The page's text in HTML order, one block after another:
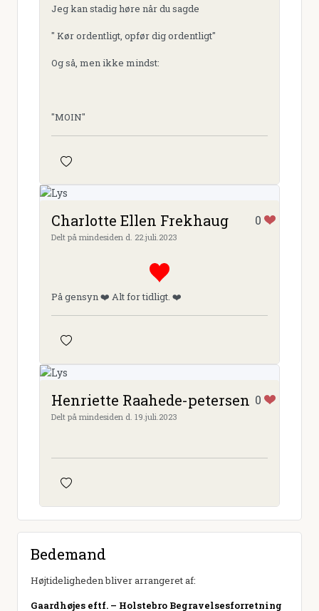
Jeg kan stadig høre når du sagde
" Kør ordentligt, opfør dig ordentligt"
Og så, men ikke mindst:
"MOIN"
Charlotte Ellen Frekhaug 0
Delt på mindesiden d. 22.juli.2023
På gensyn ❤️ Alt for tidligt. ❤️
Henriette Raahede-petersen 0
Delt på mindesiden d. 19.juli.2023
Bedemand
Højtideligheden bliver arrangeret af:
Gaardhøjes eftf. – Holstebro Begravelsesforretning